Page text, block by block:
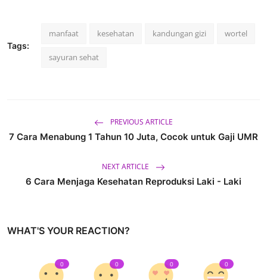
Tags:
manfaat kesehatan kandungan gizi wortel
sayuran sehat
PREVIOUS ARTICLE
7 Cara Menabung 1 Tahun 10 Juta, Cocok untuk Gaji UMR
NEXT ARTICLE
6 Cara Menjaga Kesehatan Reproduksi Laki - Laki
WHAT'S YOUR REACTION?
0 0 0 0